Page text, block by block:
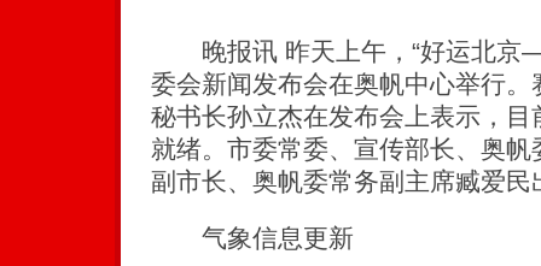
晚报讯 昨天上午，“好运北京
委会新闻发布会在奥帆中心举行
秘书长孙立杰在发布会上表示，
就绪。市委常委、宣传部长、奥
副市长、奥帆委常务副主席臧爱民
气象信息更新